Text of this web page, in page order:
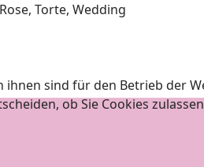
Torte, Wedding
sind für den Betrieb der
ob Sie Cookies